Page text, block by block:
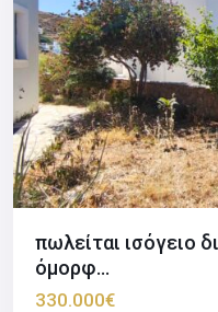
πωλείται ισόγειο
όμορφ...
330.000€